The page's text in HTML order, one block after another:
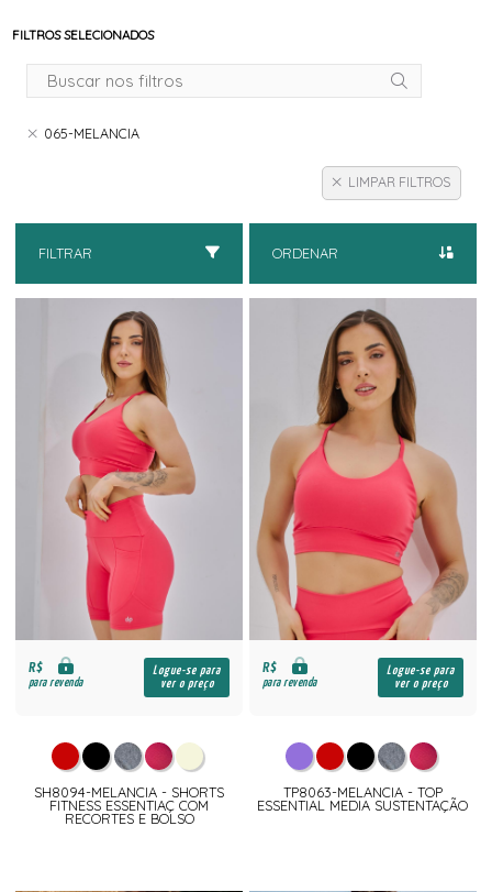
FILTROS SELECIONADOS
065-MELANCIA
LIMPAR FILTROS
FILTRAR ORDENAR
R$
para revenda
Logue-se para
ver o preço
SH8094-MELANCIA - SHORTS
FITNESS ESSENTIAÇ COM
RECORTES E BOLSO
R$
para revenda
Logue-se para
ver o preço
TP8063-MELANCIA - TOP
ESSENTIAL MEDIA SUSTENTAÇÃO